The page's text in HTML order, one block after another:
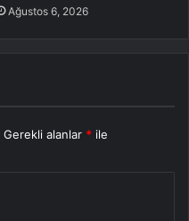
Ağustos 6, 2026
Gerekli alanlar * ile